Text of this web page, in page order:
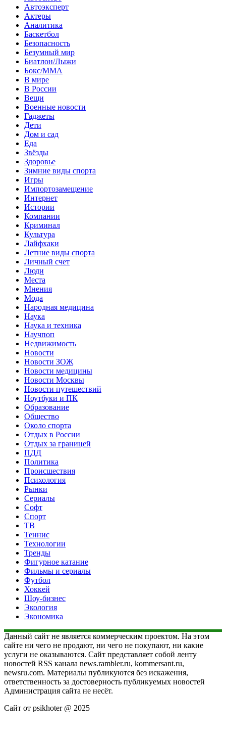
Автоэксперт
Актеры
Аналитика
Баскетбол
Безопасность
Безумный мир
Биатлон/Лыжи
Бокс/MMA
В мире
В России
Вещи
Военные новости
Гаджеты
Дети
Дом и сад
Еда
Звёзды
Здоровье
Зимние виды спорта
Игры
Импортозамещение
Интернет
Истории
Компании
Криминал
Культура
Лайфхаки
Летние виды спорта
Личный счет
Люди
Места
Мнения
Мода
Народная медицина
Наука
Наука и техника
Научпоп
Недвижимость
Новости
Новости ЗОЖ
Новости медицины
Новости Москвы
Новости путешествий
Ноутбуки и ПК
Образование
Общество
Около спорта
Отдых в России
Отдых за границей
ПДД
Политика
Происшествия
Психология
Рынки
Сериалы
Софт
Спорт
ТВ
Теннис
Технологии
Тренды
Фигурное катание
Фильмы и сериалы
Футбол
Хоккей
Шоу-бизнес
Экология
Экономика
Данный сайт не является коммерческим проектом. На этом
сайте ни чего не продают, ни чего не покупают, ни какие
услуги не оказываются. Сайт представляет собой ленту
новостей RSS канала news.rambler.ru, kommersant.ru,
newsru.com. Материалы публикуются без искажения,
ответственность за достоверность публикуемых новостей
Администрация сайта не несёт.
Сайт от psikhoter @ 2025